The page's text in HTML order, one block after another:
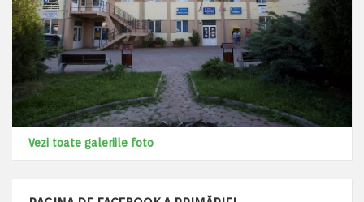
Vezi toate galeriile foto